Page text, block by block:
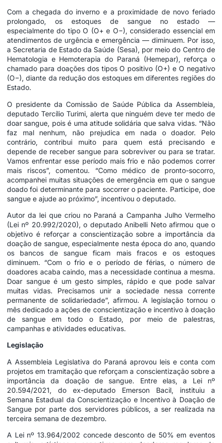
Com a chegada do inverno e a proximidade de novo feriado
prolongado, os estoques de sangue no estado —
especialmente do tipo O (O+ e O−), considerado essencial em
atendimentos de urgência e emergência — diminuem. Por isso,
a Secretaria de Estado da Saúde (Sesa), por meio do Centro de
Hematologia e Hemoterapia do Paraná (Hemepar), reforça o
chamado para doações dos tipos O positivo (O+) e O negativo
(O−), diante da redução dos estoques em diferentes regiões do
Estado.
O presidente da Comissão de Saúde Pública da Assembleia,
deputado Tercílio Turimi, alerta que ninguém deve ter medo de
doar sangue, pois é uma atitude solidária que salva vidas. “Não
faz mal nenhum, não prejudica em nada o doador. Pelo
contrário, contribui muito para quem está precisando e
depende de receber sangue para sobreviver ou para se tratar.
Vamos enfrentar esse período mais frio e não podemos correr
mais riscos”, comentou. “Como médico de pronto-socorro,
acompanhei muitas situações de emergência em que o sangue
doado foi determinante para socorrer o paciente. Participe, doe
sangue e ajude ao próximo”, incentivou o deputado.
Autor da lei que criou no Paraná a Campanha Julho Vermelho
(Lei nº 20.992/2020), o deputado Anibelli Neto afirmou que o
objetivo é reforçar a conscientização sobre a importância da
doação de sangue, especialmente nesta época do ano, quando
os bancos de sangue ficam mais fracos e os estoques
diminuem. “Com o frio e o período de férias, o número de
doadores acaba caindo, mas a necessidade continua a mesma.
Doar sangue é um gesto simples, rápido e que pode salvar
muitas vidas. Precisamos unir a sociedade nessa corrente
permanente de solidariedade”, afirmou. A legislação tornou o
mês dedicado a ações de conscientização e incentivo à doação
de sangue em todo o Estado, por meio de palestras,
campanhas e atividades educativas.
Legislação
A Assembleia Legislativa do Paraná aprovou leis e conta com
projetos em tramitação que reforçam a conscientização sobre a
importância da doação de sangue. Entre elas, a Lei nº
20.594/2021, do ex-deputado Emerson Bacil, instituiu a
Semana Estadual da Conscientização e Incentivo à Doação de
Sangue por parte dos servidores públicos, a ser realizada na
terceira semana de dezembro.
A Lei nº 13.964/2002 concede desconto de 50% em eventos